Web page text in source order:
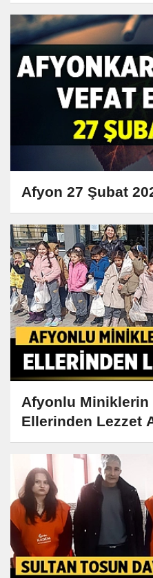
Afyon 27 Şubat
Afyonlu Miniklerin
Ellerinden Lezzet